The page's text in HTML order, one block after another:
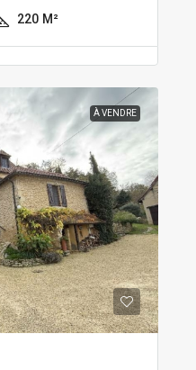
220 M²
À VENDRE